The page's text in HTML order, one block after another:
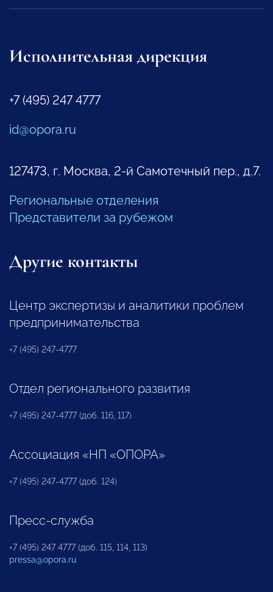
Исполнительная дирекция
+7 (495) 247 4777
id@opora.ru
127473, г. Москва, 2-й Самотечный пер., д.7.
Региональные отделения
Представители за рубежом
Другие контакты
Центр экспертизы и аналитики проблем
предпринимательства
+7 (495) 247-4777
Отдел регионального развития
+7 (495) 247-4777 (доб. 116, 117)
Ассоциация «НП «ОПОРА»
+7 (495) 247-4777 (доб. 124)
Пресс-служба
+7 (495) 247 4777 (доб. 115, 114, 113)
pressa@opora.ru